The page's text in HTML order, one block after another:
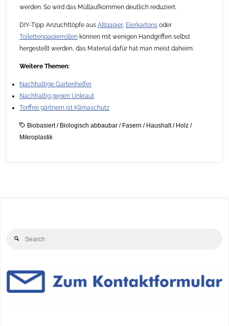
werden. So wird das Müllaufkommen deutlich reduziert.
DIY-Tipp: Anzuchttöpfe ausAltpapier, Eierkartons oder
Toilettenpapierrollen können mit wenigen Handgriffen selbst
hergestellt werden, das Material dafür hat man meist daheim.
Weitere Themen:
Nachhaltige Gartenhelfer
Nachhaltig gegen Unkraut
Torffrei gärtnern ist Klimaschutz
Biobasiert/ Biologisch abbaubar/ Fasern / Haushalt/ Holz/
Mikroplastik
Search